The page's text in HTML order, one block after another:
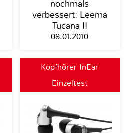
nochmals
verbessert: Leema
Tucana II
08.01.2010
Kopfhörer InEar
Einzeltest